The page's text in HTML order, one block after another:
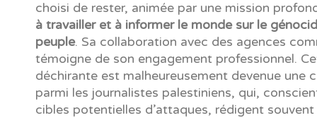
choisi de rester, animée par une mission
à travailler et à informer le monde sur le
peuple. Sa collaboration avec des agences
témoigne de son engagement professionnel.
déchirante est malheureusement devenue une
parmi les journalistes palestiniens, qui,
cibles potentielles d’attaques, rédigent